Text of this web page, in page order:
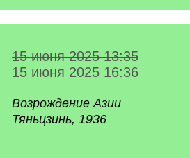
15 июня 2025 13:35
15 июня 2025 16:36
Возрождение Азии
Тяньцзинь, 1936